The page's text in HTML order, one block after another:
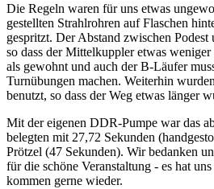
Die Regeln waren für uns etwas
gestellten Strahlrohren auf Flaschen
gespritzt. Der Abstand zwischen
so dass der Mittelkuppler etwas
als gewohnt und auch der B-Läufer
Turnübungen machen. Weiterhin
benutzt, so dass der Weg etwas länger
Mit der eigenen DDR-Pumpe war das
belegten mit 27,72 Sekunden
Prötzel (47 Sekunden). Wir bedanken
für die schöne Veranstaltung - es hat
kommen gerne wieder.